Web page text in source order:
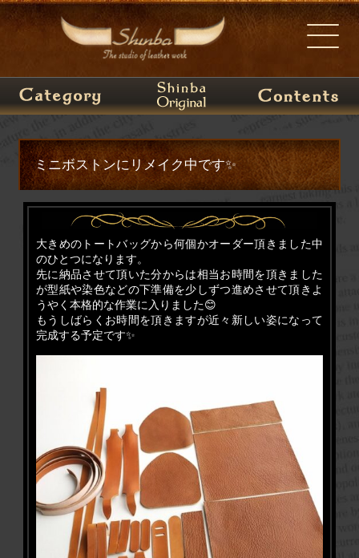
ミニボストンにリメイク中です✨
大きめのトートバッグから何個かオーダー頂きました中
のひとつになります。
先に納品させて頂いた分からは相当お時間を頂きました
が型紙や染色などの下準備を少しずつ進めさせて頂きよ
うやく本格的な作業に入りました😊
もうしばらくお時間を頂きますが近々新しい姿になって
完成する予定です✨